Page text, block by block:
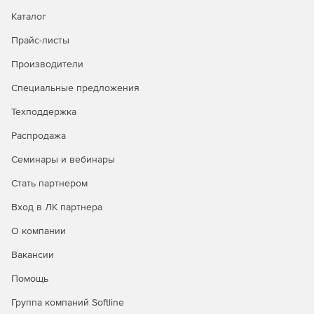
станции. Функция Symantec Ghost AutoInstall (AI) позволяет
создавать и настраивать пакеты приложений, которые
Корпоративное решение Symantec Ghost Solution Suite
ненужных данных. При этом гарантируется полное
выводе рабочей станции из эксплуатации.
Каталог
Прайс-листы
Производители
Специальные предложения
Техподдержка
Распродажа
Семинары и вебинары
Стать партнером
Вход в ЛК партнера
О компании
Вакансии
Помощь
Группа компаний Softline